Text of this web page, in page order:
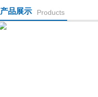
产品展示 Products